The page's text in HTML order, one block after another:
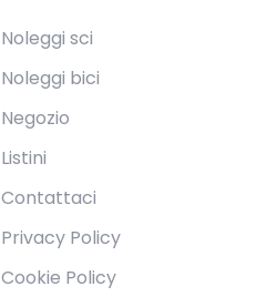
Noleggi sci
Noleggi bici
Negozio
Listini
Contattaci
Privacy Policy
Cookie Policy